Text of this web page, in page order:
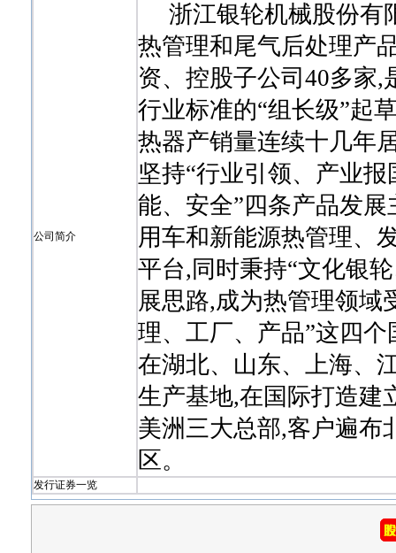
公司简介
浙江银轮机械股份有
热管理和尾气后处理产
资、控股子公司40多家
行业标准的“组长级”起
热器产销量连续十几年
坚持“行业引领、产业
能、安全”四条产品发
用车和新能源热管理、
平台,同时秉持“文化银
展思路,成为热管理领域
理、工厂、产品”这四
在湖北、山东、上海、
生产基地,在国际打造建
美洲三大总部,客户遍布
区。
发行证券一览